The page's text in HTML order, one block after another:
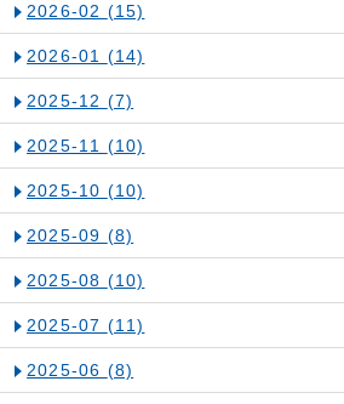
2026-02 (15)
2026-01 (14)
2025-12 (7)
2025-11 (10)
2025-10 (10)
2025-09 (8)
2025-08 (10)
2025-07 (11)
2025-06 (8)